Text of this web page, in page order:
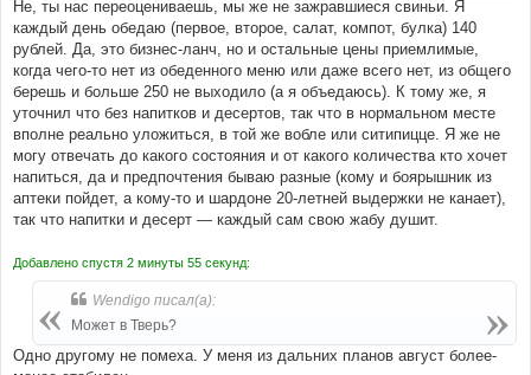
Не, ты нас переоцениваешь, мы же не зажравшиеся свиньи. Я
каждый день обедаю (первое, второе, салат, компот, булка) 140
рублей. Да, это бизнес-ланч, но и остальные цены приемлимые,
когда чего-то нет из обеденного меню или даже всего нет, из общего
берешь и больше 250 не выходило (а я объедаюсь). К тому же, я
уточнил что без напитков и десертов, так что в нормальном месте
вполне реально уложиться, в той же вобле или ситипицце. Я же не
могу отвечать до какого состояния и от какого количества кто хочет
напиться, да и предпочтения бываю разные (кому и боярышник из
аптеки пойдет, а кому-то и шардоне 20-летней выдержки не канает),
так что напитки и десерт — каждый сам свою жабу душит.
Добавлено спустя 2 минуты 55 секунд:
Wendigo писал(а):
Может в Тверь?
Одно другому не помеха. У меня из дальних планов август более-